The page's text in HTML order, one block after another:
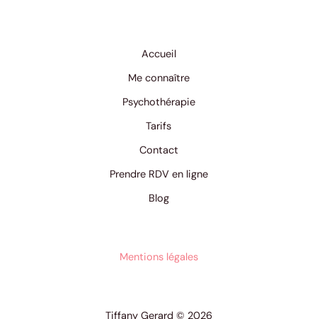
Accueil
Me connaître
Psychothérapie
Tarifs
Contact
Prendre RDV en ligne
Blog
Mentions légales
Tiffany Gerard © 2026